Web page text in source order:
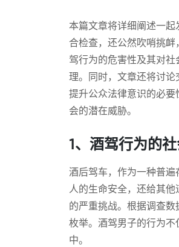
本篇文章将详细阐述一
合检查，还公然吹哨挑
驾行为的危害性及其对
理。同时，文章还将讨
提升公众法律意识的必
会的潜在威胁。
1、酒驾行为的
酒后驾车，作为一种普
人的生命安全，还给其
的严重挑战。根据调查
枚举。酒驾男子的行为
中。